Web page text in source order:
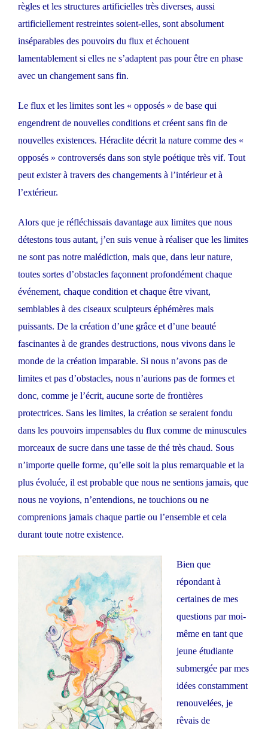
règles et les structures artificielles très diverses, aussi
artificiellement restreintes soient-elles, sont absolument
inséparables des pouvoirs du flux et échouent
lamentablement si elles ne s’adaptent pas pour être en phase
avec un changement sans fin.
Le flux et les limites sont les « opposés » de base qui
engendrent de nouvelles conditions et créent sans fin de
nouvelles existences. Héraclite décrit la nature comme des «
opposés » controversés dans son style poétique très vif. Tout
peut exister à travers des changements à l’intérieur et à
l’extérieur.
Alors que je réfléchissais davantage aux limites que nous
détestons tous autant, j’en suis venue à réaliser que les limites
ne sont pas notre malédiction, mais que, dans leur nature,
toutes sortes d’obstacles façonnent profondément chaque
événement, chaque condition et chaque être vivant,
semblables à des ciseaux sculpteurs éphémères mais
puissants. De la création d’une grâce et d’une beauté
fascinantes à de grandes destructions, nous vivons dans le
monde de la création imparable. Si nous n’avons pas de
limites et pas d’obstacles, nous n’aurions pas de formes et
donc, comme je l’écrit, aucune sorte de frontières
protectrices. Sans les limites, la création se seraient fondu
dans les pouvoirs impensables du flux comme de minuscules
morceaux de sucre dans une tasse de thé très chaud. Sous
n’importe quelle forme, qu’elle soit la plus remarquable et la
plus évoluée, il est probable que nous ne sentions jamais, que
nous ne voyions, n’entendions, ne touchions ou ne
comprenions jamais chaque partie ou l’ensemble et cela
durant toute notre existence.
Bien que
répondant à
certaines de mes
questions par moi-
même en tant que
jeune étudiante
submergée par mes
idées constamment
renouvelées, je
rêvais de